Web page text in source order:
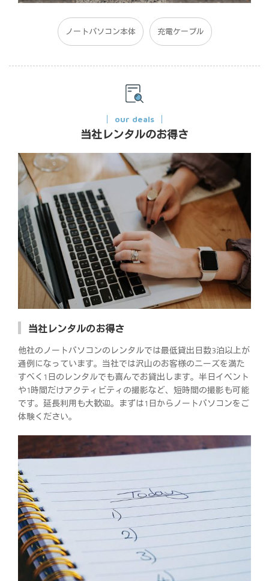
ノートパソコン本体 充電ケーブル
our deals
当社レンタルのお得さ
当社レンタルのお得さ
他社のノートパソコンのレンタルでは最低貸出日数3泊以上が
通例になっています。当社では沢山のお客様のニーズを満た
すべく1日のレンタルでも喜んでお貸出します。半日イベント
や1時間だけアクティビティの撮影など、短時間の撮影も可能
です。延長利用も大歓迎。まずは1日からノートパソコンをご
体験ください。